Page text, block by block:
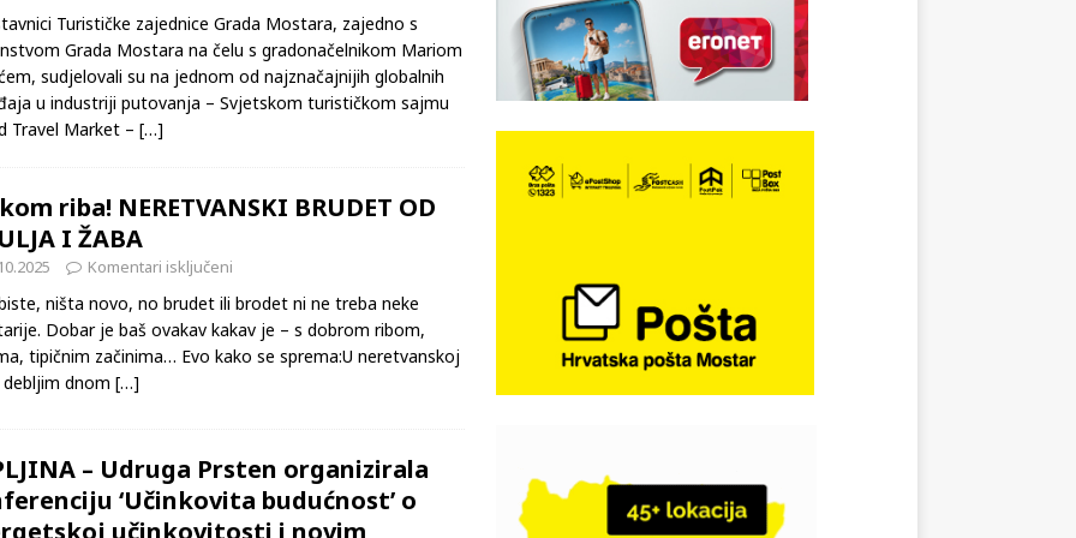
RAT
Večer u kojoj Knin, iseljena i domovinska Hrvatska dišu
DOMOVINSKI RAT
iz sažetka dnevnih događaja za protekli vikend
II – Ili nastavak teksta “Ud’ri na Hercegovce po zagrebački”
Komentari isključeni
Turističke zajednice Grada Mostara, zajedno s
Grada Mostara na čelu s gradonačelnikom Mariom
sudjelovali su na jednom od najznačajnijih globalnih
u industriji putovanja – Svjetskom turističkom sajmu
riba! NERETVANSKI BRUDET OD
I ŽABA
Komentari isključeni
ništa novo, no brudet ili brodet ni ne treba neke
Dobar je baš ovakav kakav je – s dobrom ribom,
tipičnim začinima… Evo kako se sprema:U neretvanskoj
– Udruga Prsten organizirala